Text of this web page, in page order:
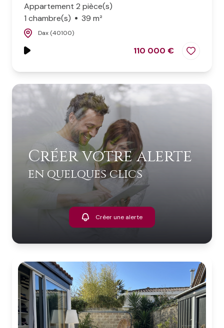
Appartement 2 pièce(s)
1 chambre(s)
39 m²
Dax (40100)
110 000 €
Créer votre alerte
en quelques clics
Créer une alerte